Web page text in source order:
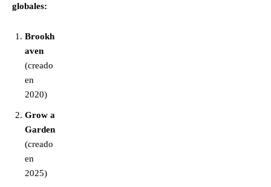
globales:
Brookh
aven
(creado
en
2020)
Grow a
Garden
(creado
en
2025)